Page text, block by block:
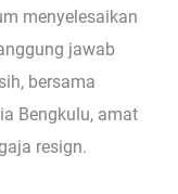
menyelesaikan
jawab
bersama
Bengkulu, amat
resign.